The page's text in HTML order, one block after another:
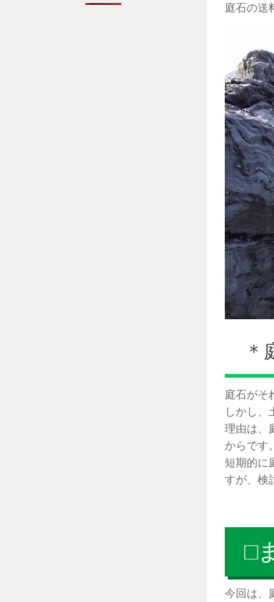
庭石の送
＊
庭石がそ
しかし、
理由は、
からです。
短期的に
すが、検
□
今回は、